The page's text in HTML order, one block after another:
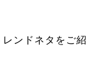
ンドネタをご紹